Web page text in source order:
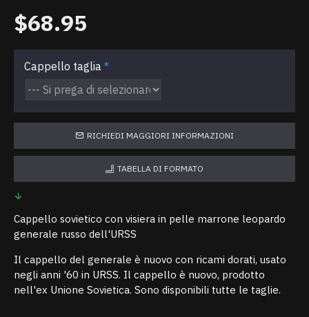
$68.95
Cappello taglia
RICHIEDI MAGGIORI INFORMAZIONI
TABELLA DI FORMATO
Cappello sovietico con visiera in pelle marrone leopardo
generale russo dell'URSS
Il cappello del generale è nuovo con ricami dorati, usato
negli anni '60 in URSS. Il cappello è nuovo, prodotto
nell'ex Unione Sovietica. Sono disponibili tutte le taglie.